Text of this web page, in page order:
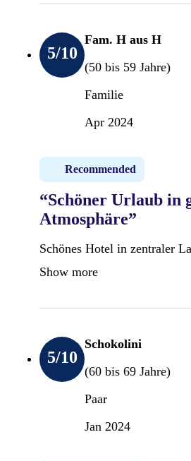
5/10
Fam. H aus H
(50 bis 59 Jahre)
Familie
Apr 2024
Recommended
“Schöner Urlaub in
Atmosphäre”
Schönes Hotel in zentraler
Show more
5/10
Schokolini
(60 bis 69 Jahre)
Paar
Jan 2024